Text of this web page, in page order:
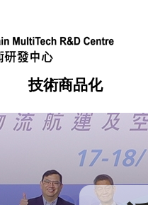
機構簡介
組織架構
技術商品化
服務
可獲授權之技術
應用於公共服務之創新技
合作計劃
資助計劃
活動
獎項
會籍及服務
會員列表